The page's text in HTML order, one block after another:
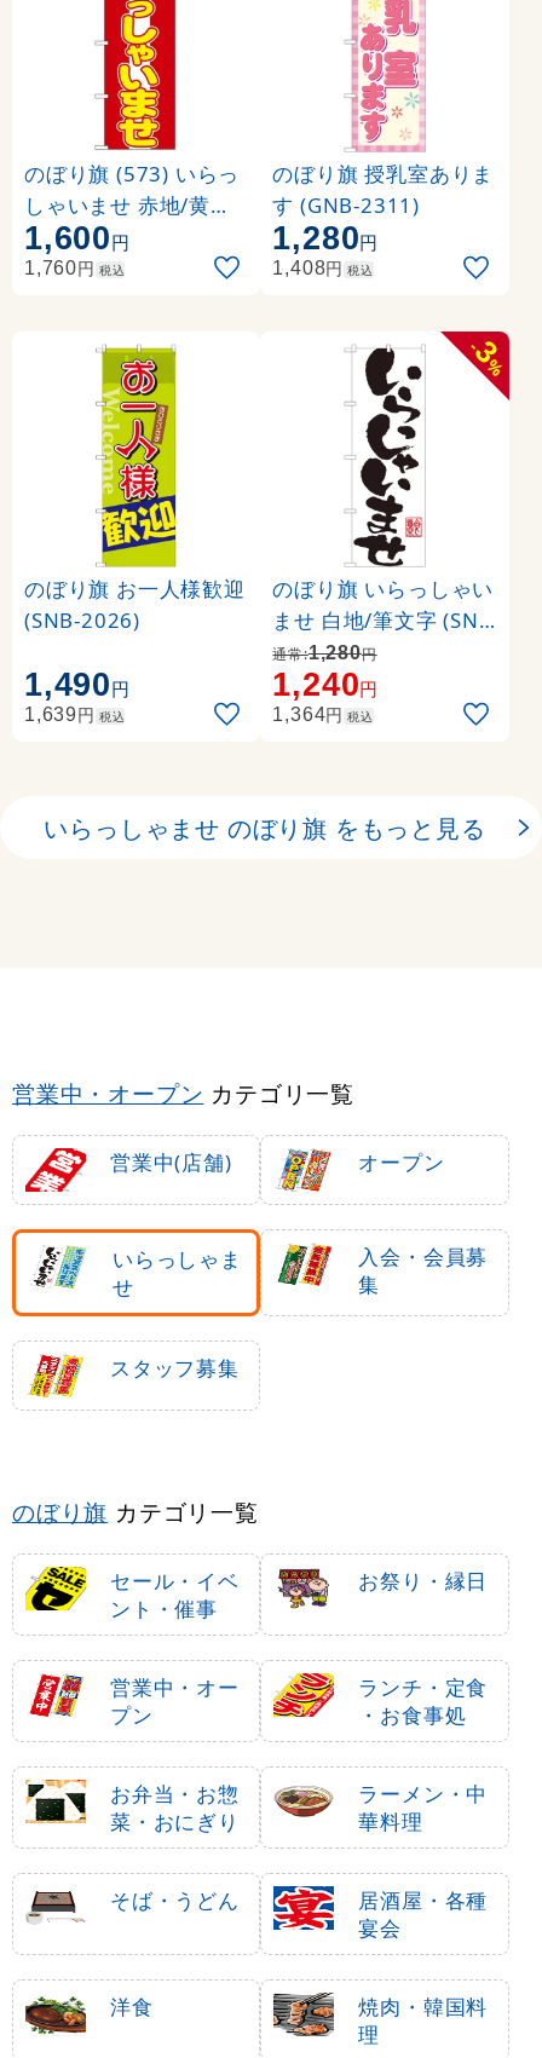
のぼり旗 (573) いらっ
しゃいませ 赤地/黄色
文字
1,600円
1,760円 税込
のぼり旗 授乳室ありま
す (GNB-2311)
1,280円
1,408円 税込
のぼり旗 お一人様歓迎
(SNB-2026)
1,490円
1,639円 税込
-
3
%
のぼり旗 いらっしゃい
ませ 白地/筆文字 (SNB
-1181)
通常:1,280円
1,240円
1,364円 税込
いらっしゃませ のぼり旗 をもっと見る
営業中・オープン カテゴリ一覧
営業中(店舗) オープン
いらっしゃま
せ
入会・会員募
集
スタッフ募集
のぼり旗 カテゴリ一覧
セール・イベ
ント・催事
お祭り・縁日
営業中・オー
プン
ランチ・定食
・お食事処
お弁当・お惣
菜・おにぎり
ラーメン・中
華料理
そば・うどん
居酒屋・各種
宴会
洋食
焼肉・韓国料
理